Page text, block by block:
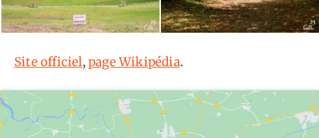
Site officiel,page Wikipédia.